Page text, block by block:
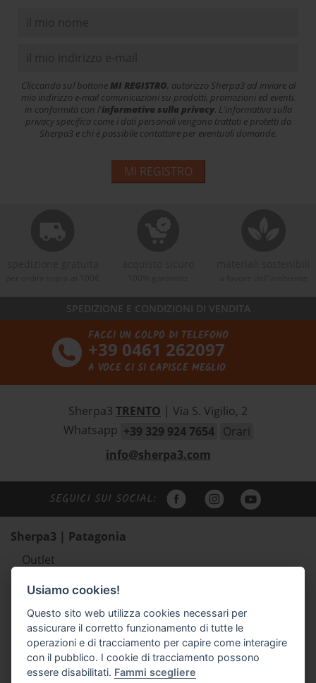
Cliccando sul bottoneMI REGISTRO, autorizzo Sherpa3 ad inviare al
mio indirizzo e-mail comunicazioni su prodotti, promozioni ed eventi,
in conformità con l'informativa sulla privacy. L'informativa sulla
privacy specifica come i dati personali vengono trattati e protetti da
Sherpa3 e chi è possibile contattare per eventuali domande.
MI REGISTRO
SPEDIZIONE E CONDIZIONI DI VENDITA
FACCI UN COLPO DI TELEFONO
+39 0461 262097
A VOCE CI SI CAPISCE MEGLIO
Sherpa3 TRENTO | Via S. Vigilio, 2
Whatsapp +39 329 924 7654
Orari
info@sherpa3.com
SEGUICI SUI SOCIAL:
Sherpa3 | Patagonia
Outlet
Abbigliamento donna Patagonia
Abbigliamento bambino Patagonia
Zaini e borse Patagonia
Scarpe outdoor Scarpa e Lizard
Accessori
Usiamo cookies!
Questo sito web utilizza cookies necessari per
assicurare il corretto funzionamento di tutte le
operazioni e di tracciamento per capire come interagire
con il pubblico. I cookie di tracciamento possono
essere disabilitati. Fammi scegliere